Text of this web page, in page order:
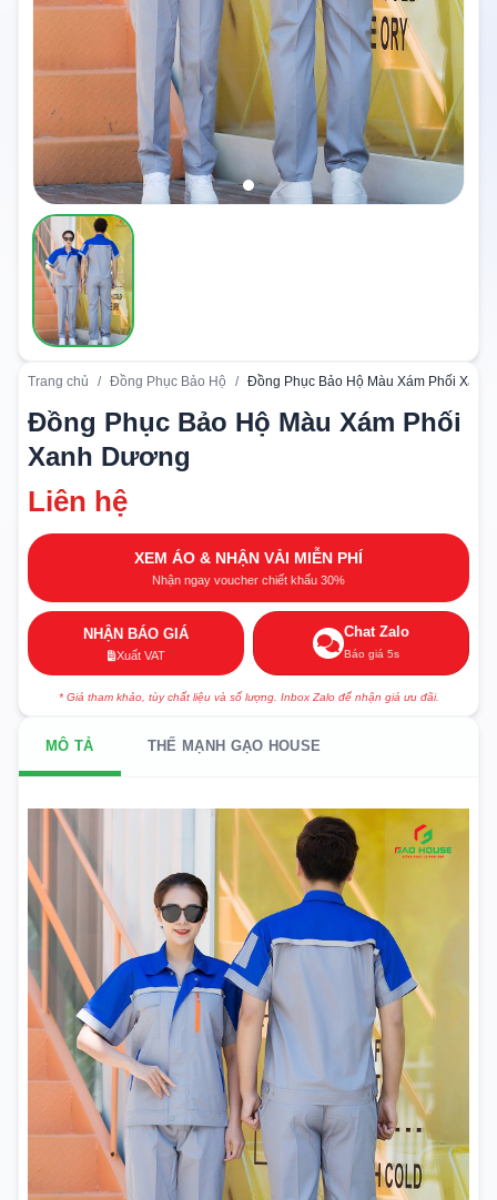
Trang chủ / Đồng Phục Bảo Hộ / Đồng Phục Bảo Hộ Màu Xám Phối Xanh
Đồng Phục Bảo Hộ Màu Xám Phối
Xanh Dương
Liên hệ
XEM ÁO & NHẬN VẢI MIỄN PHÍ
Nhận ngay voucher chiết khấu 30%
NHẬN BÁO GIÁ
Xuất VAT
Chat Zalo
Báo giá 5s
* Giá tham khảo, tùy chất liệu và số lượng. Inbox Zalo để nhận giá ưu đãi.
MÔ TẢ THẾ MẠNH GẠO HOUSE